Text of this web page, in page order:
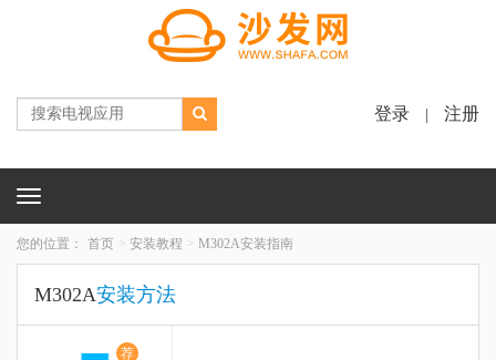
登录 注册
Toggle
您的位置： 首页 安装教程 M302A安装指南
M302A安装方法
荐